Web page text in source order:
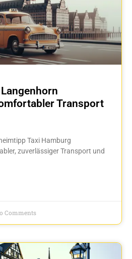
Transport
Taxi Hamburg
zuverlässiger Transport und
Comments